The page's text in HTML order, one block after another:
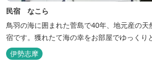
民宿 なこら
鳥羽の海に囲まれた菅島で40年、地元産の天
宿です。獲れたて海の幸をお部屋でゆっくり
伊勢志摩